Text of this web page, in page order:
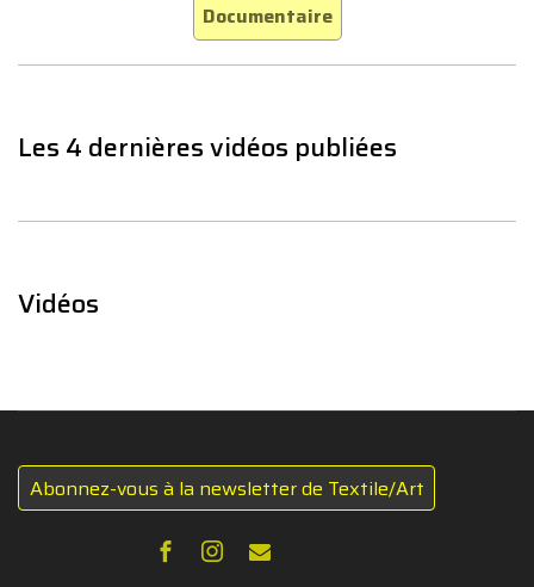
Documentaire
Les 4 dernières vidéos publiées
Vidéos
Abonnez-vous à la newsletter de Textile/Art